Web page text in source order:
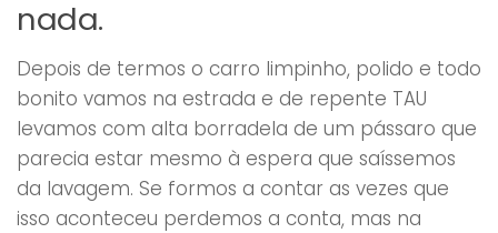
nada.
Depois de termos o carro limpinho, polido e todo
bonito vamos na estrada e de repente TAU
levamos com alta borradela de um pássaro que
parecia estar mesmo à espera que saíssemos
da lavagem. Se formos a contar as vezes que
isso aconteceu perdemos a conta, mas na